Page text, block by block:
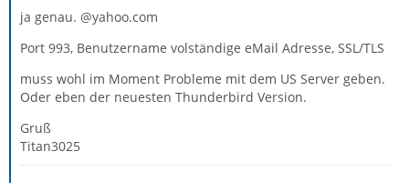
ja genau. @yahoo.com
Port 993, Benutzername volständige eMail Adresse, SSL/TLS
muss wohl im Moment Probleme mit dem US Server geben.
Oder eben der neuesten Thunderbird Version.
Gruß
Titan3025